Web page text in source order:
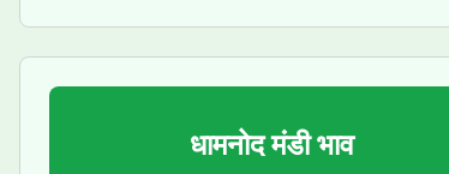
धामनोदमंडी भाव